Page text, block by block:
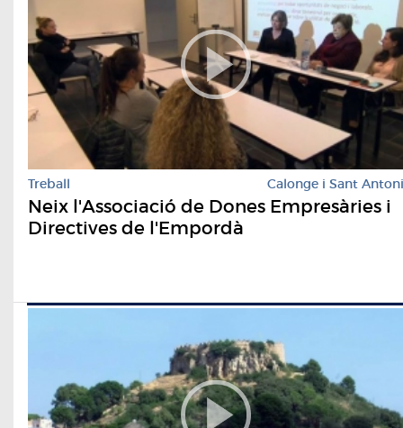
Treball Calonge i Sant Antoni
Neix l'Associació de Dones Empresàries i
Directives de l'Empordà